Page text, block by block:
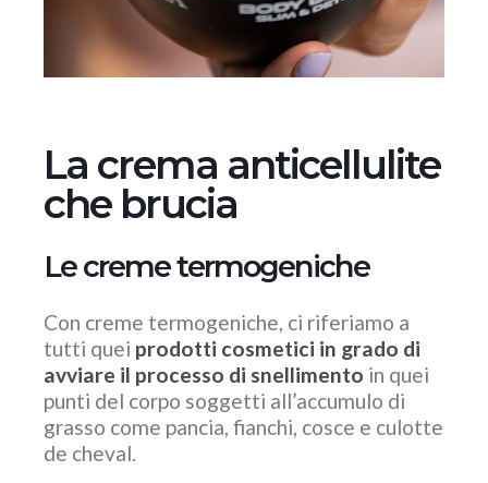
La crema anticellulite
che brucia
Le creme termogeniche
Con creme termogeniche, ci riferiamo a
tutti quei prodotti cosmetici in grado di
avviare il processo di snellimento in quei
punti del corpo soggetti all’accumulo di
grasso come pancia, fianchi, cosce e culotte
de cheval.